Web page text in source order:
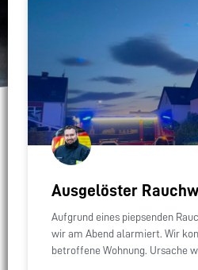
Ausgelöster
Aufgrund eines piepsenden
wir am Abend alarmiert. Wir
betroffene Wohnung. Ursache